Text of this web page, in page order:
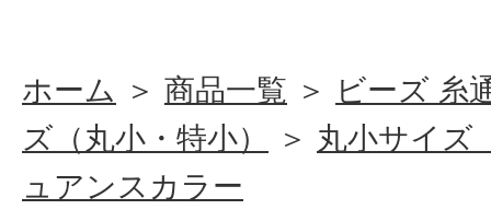
ホーム ＞ 商品一覧 ＞
ビーズ 糸
ズ（丸小・特小）
＞ 丸小サイズ
ュアンスカラー